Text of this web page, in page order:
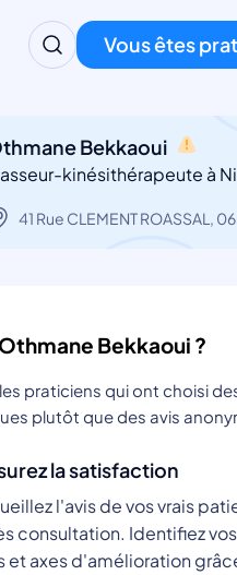
Vous êtes
Bekkaoui
kinésithérapeute à
41 Rue CLEMENT ROASSAL,
Bekkaoui ?
praticiens qui ont choisi
plutôt que des avis
la satisfaction
l'avis de vos vrais
consultation. Identifiez
et axes d'amélioration